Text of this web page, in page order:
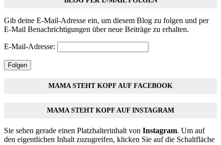
Gib deine E-Mail-Adresse ein, um diesem Blog zu folgen und per
E-Mail Benachrichtigungen über neue Beiträge zu erhalten.
E-Mail-Adresse:
Folgen
MAMA STEHT KOPF AUF FACEBOOK
MAMA STEHT KOPF AUF INSTAGRAM
Sie sehen gerade einen Platzhalterinhalt von Instagram. Um auf
den eigentlichen Inhalt zuzugreifen, klicken Sie auf die Schaltfläche